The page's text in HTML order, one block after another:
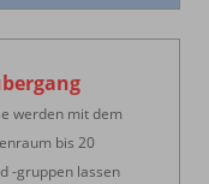
werden mit dem
bis 20
-gruppen lassen